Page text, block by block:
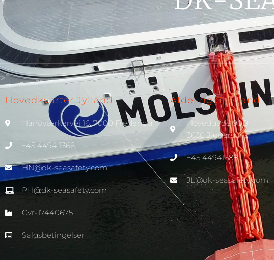
Hovedkvarter Jylland
Håndværkervej 16, 7000 Fredericia
+45 4494 1366
HN@dk-seasafety.com
PH@dk-seasafety.com
Cvr-17440675
Salgsbetingelser
Afdeling Sjælland
Hovedgade 90B
3630 Jægerspris
+45 44941388
JL@dk-seasafety.com